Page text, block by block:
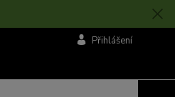
Přihlášení